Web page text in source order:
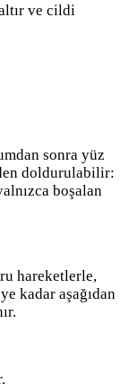
ve cildi
sonra yüz
doldurulabilir:
boşalan
hareketlerle,
kadar aşağıdan